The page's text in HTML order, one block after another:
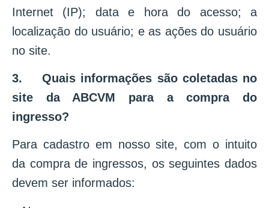
Internet (IP); data e hora do acesso; a
localização do usuário; e as ações do usuário
no site.
3. Quais informações são coletadas no
site da ABCVM para a compra do
ingresso?
Para cadastro em nosso site, com o intuito
da compra de ingressos, os seguintes dados
devem ser informados: